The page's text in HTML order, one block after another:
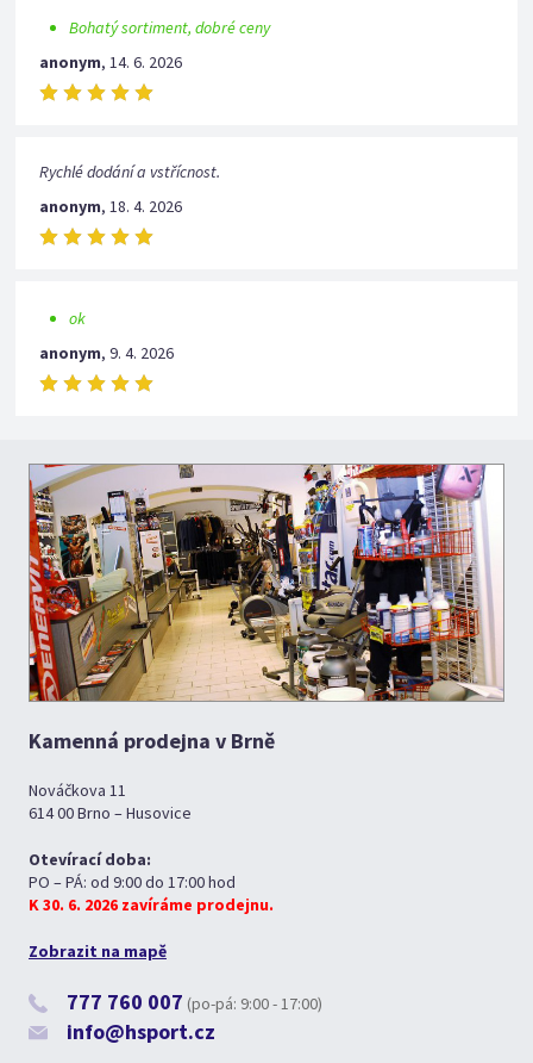
Bohatý sortiment, dobré ceny
anonym,14. 6. 2026
Rychlé dodání a vstřícnost.
anonym,18. 4. 2026
ok
anonym,9. 4. 2026
Kamenná prodejna v Brně
Nováčkova 11
614 00 Brno – Husovice
Otevírací doba:
PO – PÁ: od 9:00 do 17:00 hod
K 30. 6. 2026 zavíráme prodejnu.
Zobrazit na mapě
777 760 007 (po-pá: 9:00 - 17:00)
info@hsport.cz